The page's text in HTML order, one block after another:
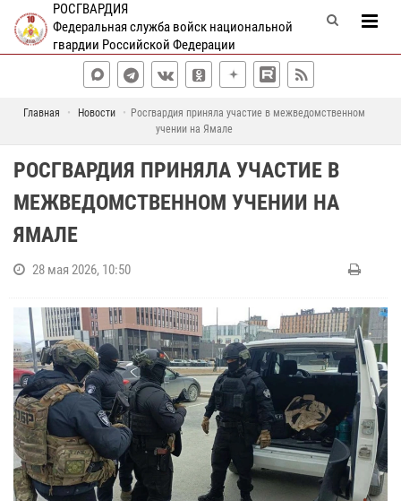
РОСГВАРДИЯ
Федеральная служба войск национальной
гвардии Российской Федерации
Главная Новости
Росгвардия приняла участие в межведомственном
учении на Ямале
РОСГВАРДИЯ ПРИНЯЛА УЧАСТИЕ В
МЕЖВЕДОМСТВЕННОМ УЧЕНИИ НА
ЯМАЛЕ
28 мая 2026, 10:50